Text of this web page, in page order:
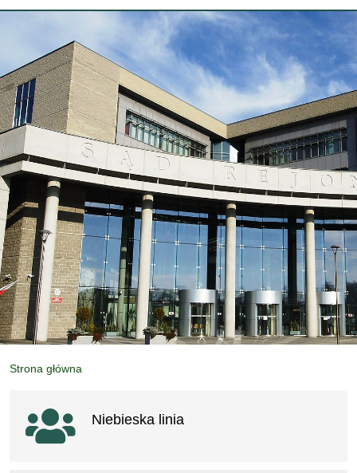
Strona główna
Ważne linki
Niebieska linia